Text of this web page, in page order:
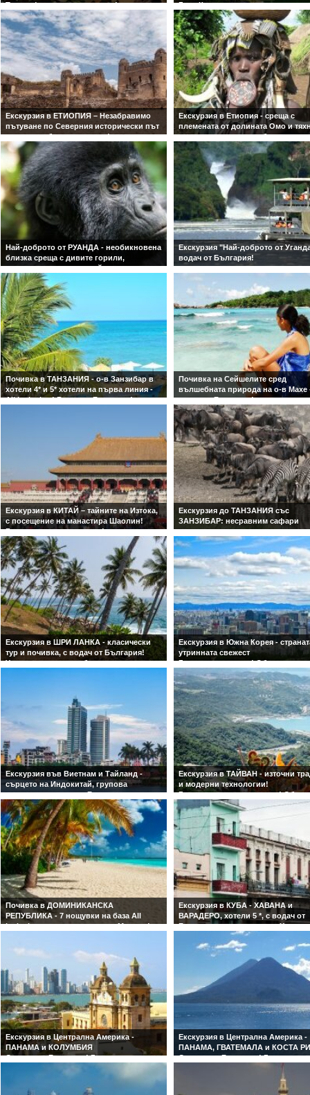
Тенерифе - лято през зимата!
Гран Канария
Екскурзия в ЕТИОПИЯ – Незабравимо
пътуване по Северния исторически път
с водач на български език!
Пътешествие през древни царства и
вечни традиции.
Екскурзия в Етиопия - среща с
племената от долината Омо и
автентична култура и бит.
Запознайте се със завладяващите
племена на Етиопия,
техните древни традиции и
в начин на живот, който остава
непроменен векове наред
Най-доброто от РУАНДА - необикновена
близка среща с дивите горили,
шимпанзета и златни маймуни
Трек през вулканични гори и срещнете
горили, шимпанзета и златни маймуни в
сърцето на Руанда - Със самолет и
обслужване на български език!
Екскурзия "Най-доброто от
водач от България!
Почивка в ТАНЗАНИЯ - о-в Занзибар в
хотели 4* и 5* хотели на първа линия -
All inclusive ! Водач от България!
Почивка на Сейшелите сред
вълшебната природа на о-в Махе
водач от България!
Мечтана почивка на достъпна
тюркоазено море, красиви
усмихнати домакини!
Екскурзия в КИТАЙ – тайните на Изтока,
с посещение на манастира Шаолин!
Гарантирано заминаване!
БЕЗ ВИЗА! С водач от България!
3нощувки в Пекин и Шанхай!
Екскурзия до ТАНЗАНИЯ със
ЗАНЗИБАР: несравним сафари
спектакъл и прекрасна почивка -
водач от България!
Екскурзия в ШРИ ЛАНКА - класически
тур и почивка, с водач от България!
Удивителен климат, богато културно
наследство и изключително
Екскурзия в Южна Корея -
утринната свежест
Гарантирани места! Обслужване
български език!
Екскурзия във Виетнам и Тайланд -
сърцето на Индокитай, групова
екскурзия с водач от България
Гарантирани места! Обслужване на
български език!
Екскурзия в ТАЙВАН - източни
и модерни технологии!
Гарантирани цени и места!
на български език!
Почивка в ДОМИНИКАНСКА
РЕПУБЛИКА - 7 нощувки на база All
inclusive - чартърен полет от Мадрид!
избрания от Вас хотел в ПУНТА КАНА
или БАЯХИБЕ! Асистънс на български
език!
Екскурзия в КУБА - ХАВАНА и
ВАРАДЕРО, хотели 5 *, с водач от
България, по стъпките на
включена екскурзия в долината
Винялес! Полет от Варна!
С водач от България!
места! Обслужване на български
Екскурзия в Централна Америка -
ПАНАМА и КОЛУМБИЯ
С водач от България! Гарантирани
Екскурзия в Централна Америка -
ПАНАМА, ГВАТЕМАЛА и КОСТА
С водач от България!